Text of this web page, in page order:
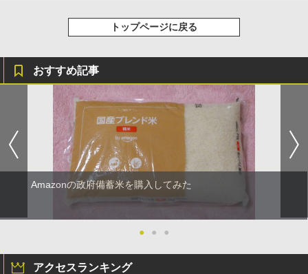
トップページに戻る
おすすめ記事
Amazonの政府備蓄米を購入してみた
● ● ●
アクセスランキング